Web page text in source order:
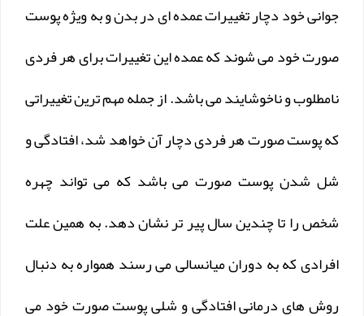
جوانی خود دچار تغییرات عمده ای در بدن و به ویژه پوست
صورت خود می شوند که عمده این تغییرات برای هر فردی
نامطلوب و ناخوشایند می باشد. از جمله مهم ترین تغییراتی
که پوست صورت هر فردی دچار آن خواهد شد، افتادگی و
شل شدن پوست صورت می باشد که می تواند چهره
شخص را تا چندین سال پیر تر نشان دهد. به همین علت
افرادی که به دوران میانسالی می رسند همواره به دنبال
روش های درمانی افتادگی و شلی پوست صورت خود می